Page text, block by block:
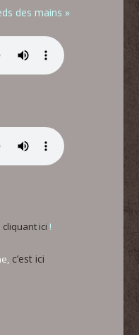
des mains »
cliquant ici !
c’est ici